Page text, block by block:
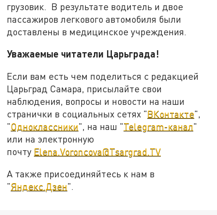
грузовик. В результате водитель и двое
пассажиров легкового автомобиля были
доставлены в медицинское учреждения.
Уважаемые читатели Царьграда!
Если вам есть чем поделиться с редакцией
Царьград Самара, присылайте свои
наблюдения, вопросы и новости на наши
странички в социальных сетях "ВКонтакте",
"Одноклассники", на наш "Telegram-канал"
или на электронную
почту Elena.Voroncova@Tsargrad.TV
А также присоединяйтесь к нам в
"Яндекс.Дзен".